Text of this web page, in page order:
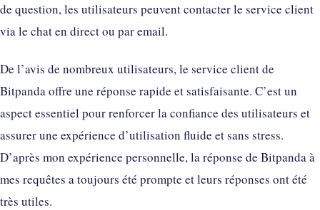
de question, les utilisateurs peuvent contacter le service client
via le chat en direct ou par email.
De l’avis de nombreux utilisateurs, le service client de
Bitpanda offre une réponse rapide et satisfaisante. C’est un
aspect essentiel pour renforcer la confiance des utilisateurs et
assurer une expérience d’utilisation fluide et sans stress.
D’après mon expérience personnelle, la réponse de Bitpanda à
mes requêtes a toujours été prompte et leurs réponses ont été
très utiles.